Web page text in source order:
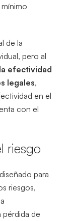
de la
pero al
efectividad
legales,
en el
con el
riesgo
para
riesgos,
pérdida de